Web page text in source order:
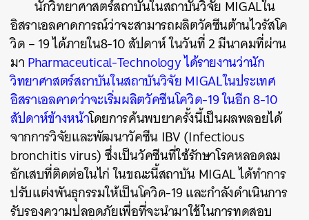
นักวิทยาศาสตร์สถาบันในสถาบันวิจัย MIGALใน
อิสราเอลคาดการณ์ว่าจะสามารถผลิตวัคซีนต้านไวรัสโค
วิด– 19ได้ภายใน8-10สัปดาห์ในวันที่2มีนาคมที่ผ่าน
มาPharmaceutical-Technologyได้รายงานว่านัก
วิทยาศาสตร์สถาบันในสถาบันวิจัยMIGALในประเทศ
อิสราเอลคาดว่าจะเริ่มผลิตวัคซีนโควิด-19ในอีก8-10
สัปดาห์ข้างหน้าโดยการค้นพบยาครั้งนี้เป็นผลพลอยได้
จากการวิจัยและพัฒนาวัคซีน IBV (Infectious
bronchitis virus)ซึ่งเป็นวัคซีนที่ใช้รักษาโรคหลอดลม
อักเสบที่ติดต่อในไก่ในขณะนี้สถาบันMIGALได้ทำการ
ปรับแต่งพันธุกรรมให้เป็นโควิด-19และกำลังดำเนินการ
รับรองความปลอดภัยเพื่อที่จะนำมาใช้ในการทดสอบ